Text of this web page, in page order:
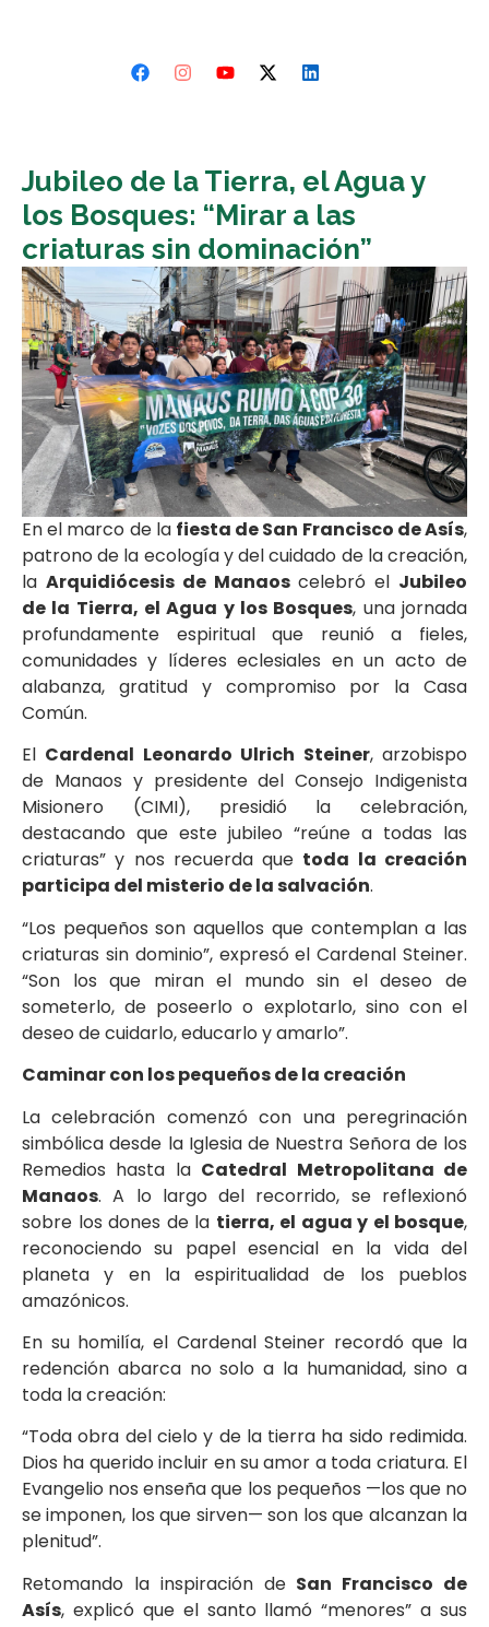
Jubileo de la Tierra, el Agua y
los Bosques: “Mirar a las
criaturas sin dominación”
En el marco de la fiesta de San Francisco de Asís,
patrono de la ecología y del cuidado de la creación,
la Arquidiócesis de Manaoscelebró el Jubileo
de la Tierra, el Agua y los Bosques, una jornada
profundamente espiritual que reunió a fieles,
comunidades y líderes eclesiales en un acto de
alabanza, gratitud y compromiso por la Casa
Común.
El Cardenal Leonardo Ulrich Steiner, arzobispo
de Manaos y presidente del Consejo Indigenista
Misionero (CIMI), presidió la celebración,
destacando que este jubileo “reúne a todas las
criaturas” y nos recuerda que toda la creación
participa del misterio de la salvación.
“Los pequeños son aquellos que contemplan a las
criaturas sin dominio”, expresó el Cardenal Steiner.
“Son los que miran el mundo sin el deseo de
someterlo, de poseerlo o explotarlo, sino con el
deseo de cuidarlo, educarlo y amarlo”.
Caminar con los pequeños de la creación
La celebración comenzó con una peregrinación
simbólica desde la Iglesia de Nuestra Señora de los
Remedios hasta la Catedral Metropolitana de
Manaos. A lo largo del recorrido, se reflexionó
sobre los dones de la tierra, el agua y el bosque,
reconociendo su papel esencial en la vida del
planeta y en la espiritualidad de los pueblos
amazónicos.
En su homilía, el Cardenal Steiner recordó que la
redención abarca no solo a la humanidad, sino a
toda la creación:
“Toda obra del cielo y de la tierra ha sido redimida.
Dios ha querido incluir en su amor a toda criatura. El
Evangelio nos enseña que los pequeños —los que no
se imponen, los que sirven— son los que alcanzan la
plenitud”.
Retomando la inspiración de San Francisco de
Asís, explicó que el santo llamó “menores” a sus